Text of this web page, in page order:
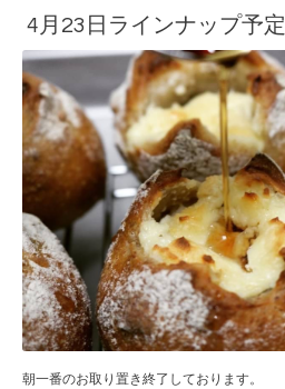
4月23日ラインナップ予定
朝一番のお取り置き終了しております。